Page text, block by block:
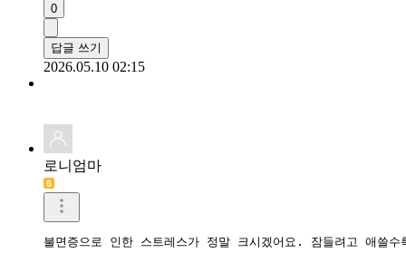
0
답글 쓰기
2026.05.10 02:15
로니엄마
불면증으로 인한 스트레스가 정말 크시겠어요. 잠들려고 애쓸